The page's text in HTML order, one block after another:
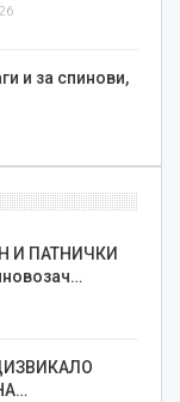
и за спинови,
И ПАТНИЧКИ